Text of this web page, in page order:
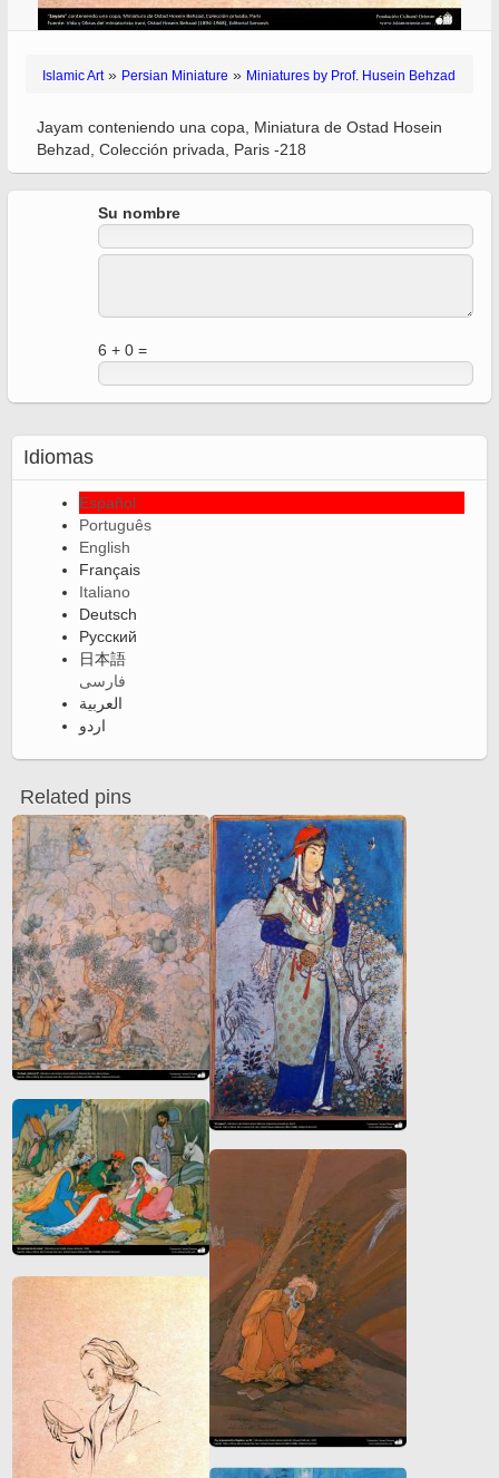
Islamic Art» Persian Miniature » Miniatures by Prof. Husein Behzad
Jayam conteniendo una copa, Miniatura de Ostad Hosein
Behzad, Colección privada, Paris -218
Su nombre
6 + 0 =
Idiomas
Español
Português
English
Français
Italiano
Deutsch
Русский
日本語
فارسی
العربية
اردو
Related pins